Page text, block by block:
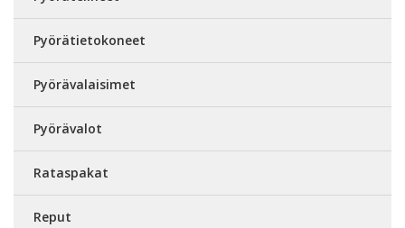
Pyörätietokoneet
Pyörävalaisimet
Pyörävalot
Rataspakat
Reput